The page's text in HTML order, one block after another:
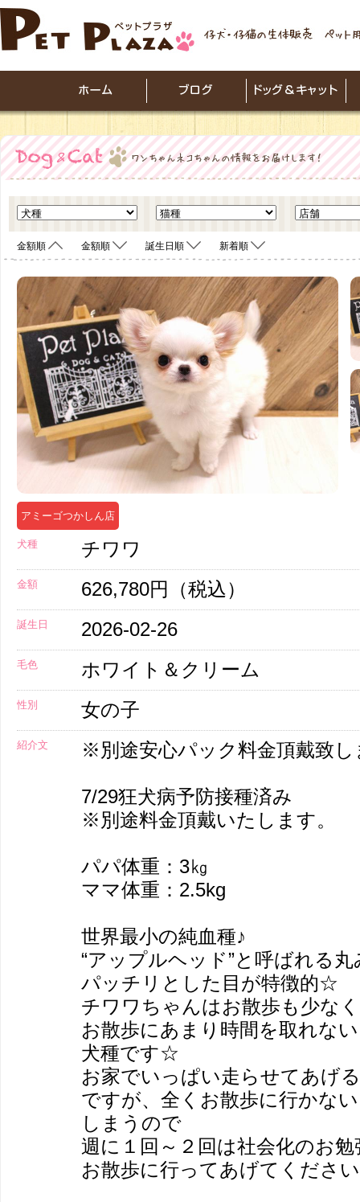
金額順 金額順 誕生日順 新着順
<
アミーゴつかしん店
犬種 チワワ
金額 626,780円（税込）
誕生日 2026-02-26
毛色 ホワイト＆クリーム
性別 女の子
紹介文 ※別途安心パック料金頂戴致し
7/29狂犬病予防接種済み
※別途料金頂戴いたします。
パパ体重：3㎏
ママ体重：2.5kg
世界最小の純血種♪
“アップルヘッド”と呼ばれる
パッチリとした目が特徴的☆
チワワちゃんはお散歩も少な
お散歩にあまり時間を取れな
犬種です☆
お家でいっぱい走らせてあげ
ですが、全くお散歩に行かな
しまうので
週に１回～２回は社会化のお
お散歩に行ってあげてくださ